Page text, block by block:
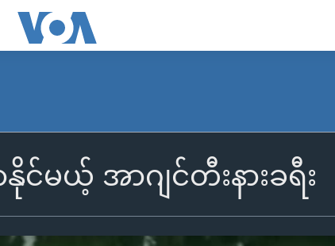
မယ့် အာဂျင်တီးနားခရီး